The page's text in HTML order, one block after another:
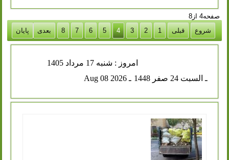
صفحه4 از8
شروع
قبلی 1
2
3
4
5
6
7
8 بعدی پایان
امروز : شنبه 17 مرداد 1405
ـ السبت 24 صفر 1448
ـ Aug 08 2026